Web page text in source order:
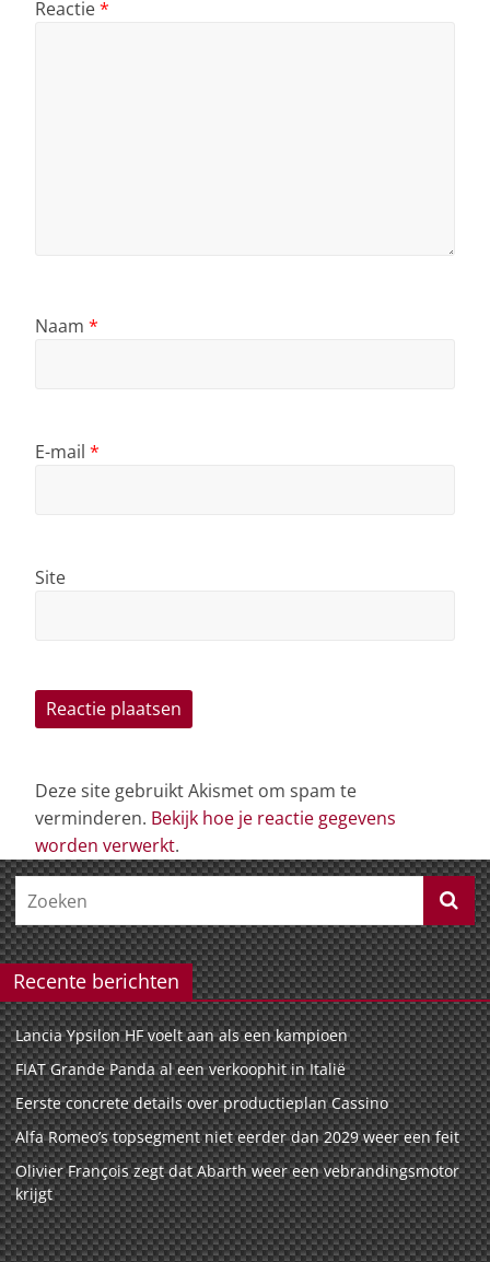
Reactie*
Naam *
E-mail *
Site
Deze site gebruikt Akismet om spam te
verminderen. Bekijk hoe je reactie gegevens
worden verwerkt.
Recente berichten
Lancia Ypsilon HF voelt aan als een kampioen
FIAT Grande Panda al een verkoophit in Italië
Eerste concrete details over productieplan Cassino
Alfa Romeo’s topsegment niet eerder dan 2029 weer een feit
Olivier François zegt dat Abarth weer een vebrandingsmotor
krijgt